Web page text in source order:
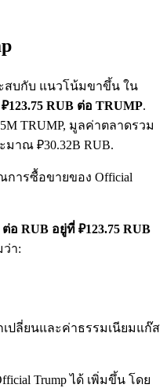
ะมีค่า และสินค้าโภคภัณฑ์
สบกับ แนวโน้มขาขึ้น ใน
RUB ต่อ TRUMP.
TRUMP, มูลค่าตลาดรวม
าณ ₽30.32B RUB.
ารซื้อขายของ Official
อ RUB อยู่ที่ ₽123.75 RUB
า:
ปลี่ยนและค่าธรรมเนียมแก๊ส
Trump ได้ เพิ่มขึ้น โดย